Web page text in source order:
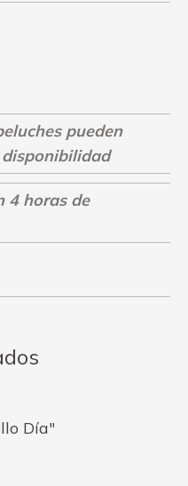
pueden
4 horas de
Día"